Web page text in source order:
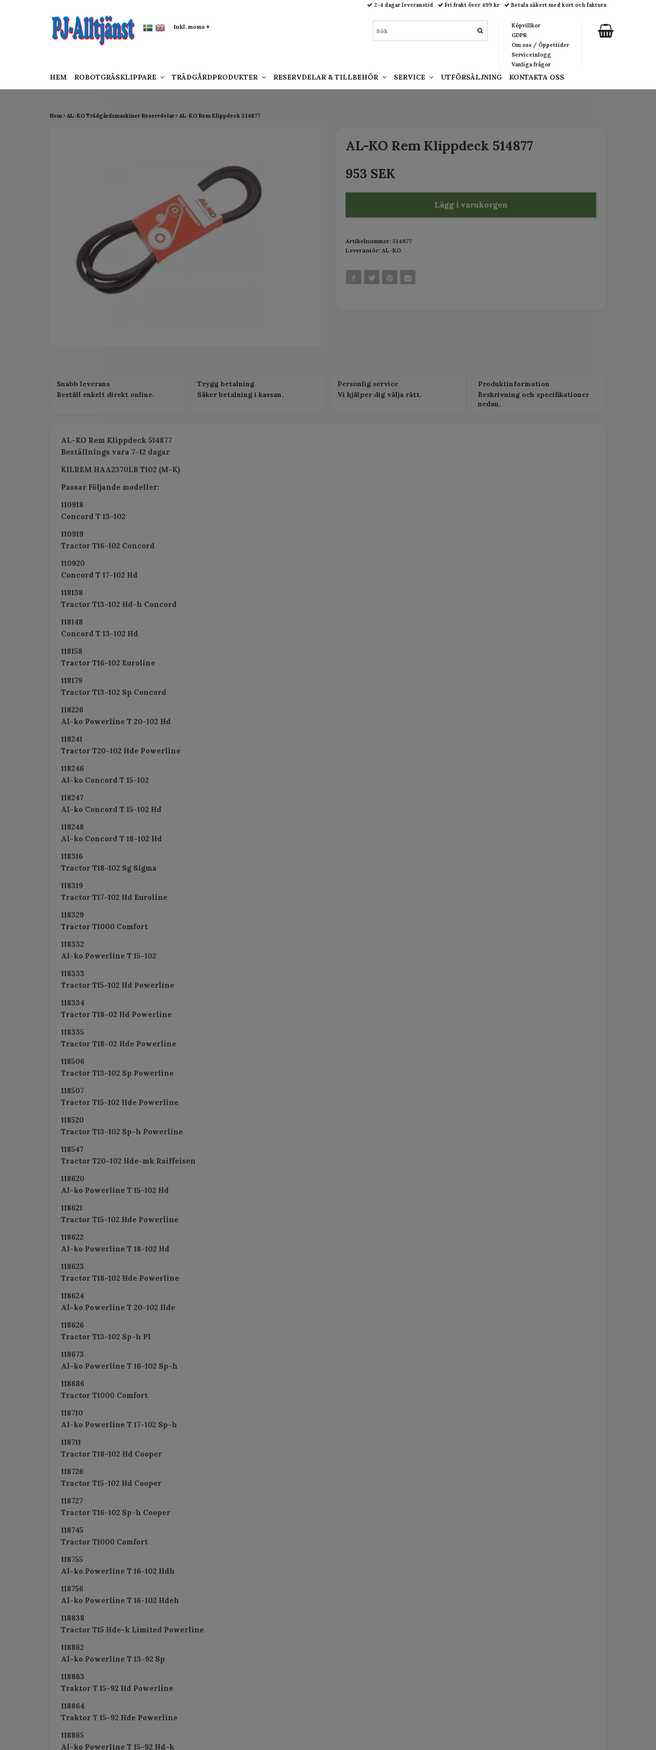
Hem AL-KO Trädgårdsmaskiner Reservdelar AL-KO Rem Klippdeck 514877
AL-KO Rem Klippdeck 514877
953 SEK
Lägg i varukorgen
Artikelnummer: 514877
Leverantör: AL-KO
Snabb leverans
Beställ enkelt direkt online.
Trygg betalning
Säker betalning i kassan.
Personlig service
Vi hjälper dig välja rätt.
Produktinformation
Beskrivning och specifikationer
nedan.
AL-KO Rem Klippdeck 514877
Beställnings vara 7-12 dagar
KILREM HAA2370LB T102 (M-K)
Passar Följande modeller:
110918
Concord T 13-102
110919
Tractor T16-102 Concord
110920
Concord T 17-102 Hd
118138
Tractor T13-102 Hd-h Concord
118148
Concord T 13-102 Hd
118158
Tractor T16-102 Euroline
118179
Tractor T13-102 Sp Concord
118226
Al-ko Powerline T 20-102 Hd
118241
Tractor T20-102 Hde Powerline
118246
Al-ko Concord T 15-102
118247
Al-ko Concord T 15-102 Hd
118248
Al-ko Concord T 18-102 Hd
118316
Tractor T18-102 Sg Sigma
118319
Tractor T17-102 Hd Euroline
118329
Tractor T1000 Comfort
118332
Al-ko Powerline T 15-102
118333
Tractor T15-102 Hd Powerline
118334
Tractor T18-02 Hd Powerline
118335
Tractor T18-02 Hde Powerline
118506
Tractor T13-102 Sp Powerline
118507
Tractor T15-102 Hde Powerline
118520
Tractor T13-102 Sp-h Powerline
118547
Tractor T20-102 Hde-mk Raiffeisen
118620
Al-ko Powerline T 15-102 Hd
118621
Tractor T15-102 Hde Powerline
118622
Al-ko Powerline T 18-102 Hd
118623
Tractor T18-102 Hde Powerline
118624
Al-ko Powerline T 20-102 Hde
118626
Tractor T13-102 Sp-h Pl
118673
Al-ko Powerline T 16-102 Sp-h
118686
Tractor T1000 Comfort
118710
Al-ko Powerline T 17-102 Sp-h
118711
Tractor T18-102 Hd Cooper
118726
Tractor T15-102 Hd Cooper
118727
Tractor T16-102 Sp-h Cooper
118745
Tractor T1000 Comfort
118755
Al-ko Powerline T 16-102 Hdh
118756
Al-ko Powerline T 16-102 Hdeh
118838
Tractor T15 Hde-k Limited Powerline
118862
Al-ko Powerline T 13-92 Sp
118863
Traktor T 15-92 Hd Powerline
118864
Traktor T 15-92 Hde Powerline
118865
Al-ko Powerline T 15-92 Hd-k
Inkl. moms ▾
2-4 dagar leveranstid Fri frakt över 499 kr Betala säkert med kort och faktura
Köpvillkor
GDPR
Om oss / Öppettider
Serviceinlogg
Vanliga frågor
HEM ROBOTGRÄSKLIPPARE TRÄDGÅRDPRODUKTER RESERVDELAR & TILLBEHÖR SERVICE UTFÖRSÄLJNING KONTAKTA OSS